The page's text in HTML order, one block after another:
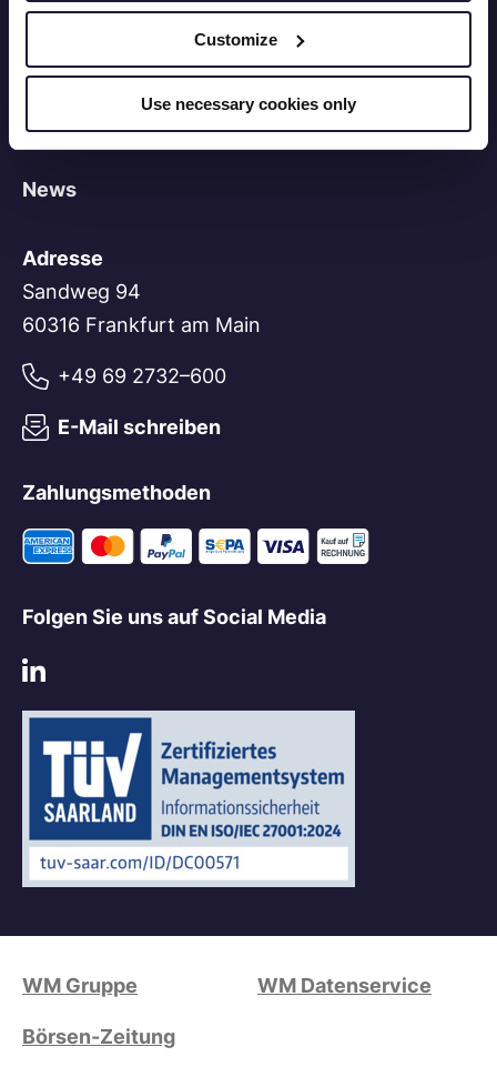
Customize
Use necessary cookies only
Nutzungsbedingungen
LEI-Suche
News
Adresse
Sandweg 94
60316 Frankfurt am Main
+49 69 2732–600
E-Mail schreiben
Zahlungsmethoden
Folgen Sie uns auf Social Media
WM Gruppe WM Datenservice
Börsen-Zeitung